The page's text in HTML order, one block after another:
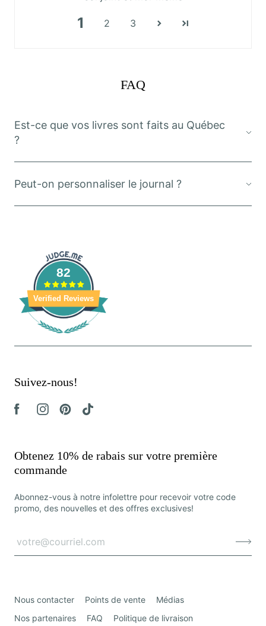
1 2 3
FAQ
Est-ce que vos livres sont faits au Québec
?
Peut-on personnaliser le journal ?
82
Verified Reviews
Suivez-nous!
Obtenez 10% de rabais sur votre première
commande
Abonnez-vous à notre infolettre pour recevoir votre code
promo, des nouvelles et des offres exclusives!
Nous contacter Points de vente
Médias
Nos partenaires
FAQ Politique de livraison